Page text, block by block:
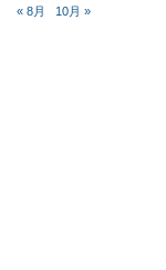
« 8月
10月 »